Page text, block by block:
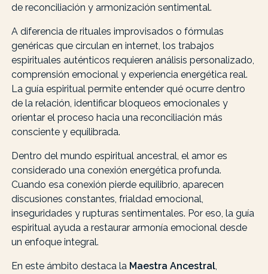
de reconciliación y armonización sentimental.
A diferencia de rituales improvisados o fórmulas
genéricas que circulan en internet, los trabajos
espirituales auténticos requieren análisis personalizado,
comprensión emocional y experiencia energética real.
La guía espiritual permite entender qué ocurre dentro
de la relación, identificar bloqueos emocionales y
orientar el proceso hacia una reconciliación más
consciente y equilibrada.
Dentro del mundo espiritual ancestral, el amor es
considerado una conexión energética profunda.
Cuando esa conexión pierde equilibrio, aparecen
discusiones constantes, frialdad emocional,
inseguridades y rupturas sentimentales. Por eso, la guía
espiritual ayuda a restaurar armonía emocional desde
un enfoque integral.
En este ámbito destaca la Maestra Ancestral,